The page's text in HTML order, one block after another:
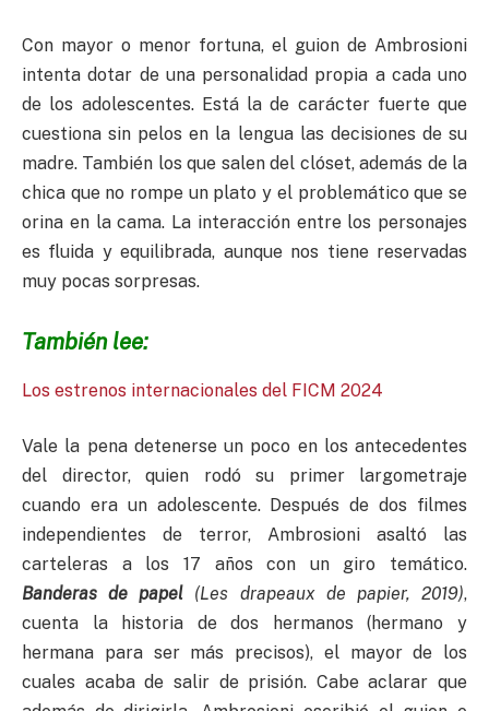
Con mayor o menor fortuna, el guion de Ambrosioni
intenta dotar de una personalidad propia a cada uno
de los adolescentes. Está la de carácter fuerte que
cuestiona sin pelos en la lengua las decisiones de su
madre. También los que salen del clóset, además de la
chica que no rompe un plato y el problemático que se
orina en la cama. La interacción entre los personajes
es fluida y equilibrada, aunque nos tiene reservadas
muy pocas sorpresas.
También lee:
Los estrenos internacionales del FICM 2024
Vale la pena detenerse un poco en los antecedentes
del director, quien rodó su primer largometraje
cuando era un adolescente. Después de dos filmes
independientes de terror, Ambrosioni asaltó las
carteleras a los 17 años con un giro temático.
Banderas de papel (Les drapeaux de papier, 2019),
cuenta la historia de dos hermanos (hermano y
hermana para ser más precisos), el mayor de los
cuales acaba de salir de prisión. Cabe aclarar que